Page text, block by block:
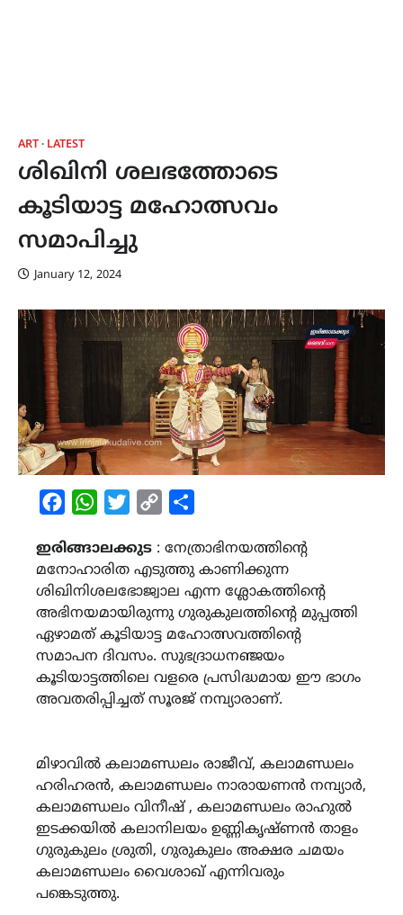
ART LATEST
ശിഖിനി ശലഭത്തോടെ
കൂടിയാട്ട മഹോത്സവം
സമാപിച്ചു
January 12, 2024
FacebookWhatsAppTwitterCopy
ഇരിങ്ങാലക്കുട : നേത്രാഭിനയത്തിന്റെ
മനോഹാരിത എടുത്തു കാണിക്കുന്ന
ശിഖിനിശലഭോജ്വാല എന്ന ശ്ലോകത്തിന്റെ
അഭിനയമായിരുന്നു ഗുരുകുലത്തിന്റെ മുപ്പത്തി
ഏഴാമത് കൂടിയാട്ട മഹോത്സവത്തിന്റെ
സമാപന ദിവസം. സുഭദ്രാധനഞ്ജയം
കൂടിയാട്ടത്തിലെ വളരെ പ്രസിദ്ധമായ ഈ ഭാഗം
അവതരിപ്പിച്ചത് സൂരജ് നമ്പ്യാരാണ്.
മിഴാവിൽ കലാമണ്ഡലം രാജീവ്, കലാമണ്ഡലം
ഹരിഹരൻ, കലാമണ്ഡലം നാരായണൻ നമ്പ്യാർ,
കലാമണ്ഡലം വിനീഷ് , കലാമണ്ഡലം രാഹുൽ
ഇടക്കയിൽ കലാനിലയം ഉണ്ണികൃഷ്ണൻ താളം
ഗുരുകുലം ശ്രുതി, ഗുരുകുലം അക്ഷര ചമയം
കലാമണ്ഡലം വൈശാഖ് എന്നിവരും
പങ്കെടുത്തു.